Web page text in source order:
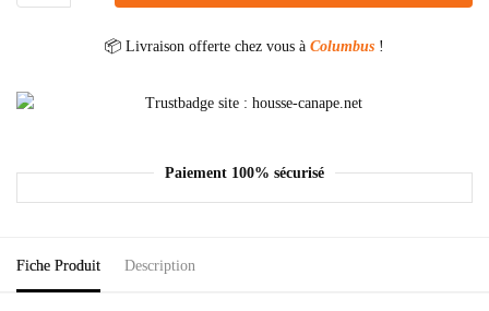
📦 Livraison offerte chez vous à Columbus !
Paiement 100% sécurisé
Fiche Produit Description